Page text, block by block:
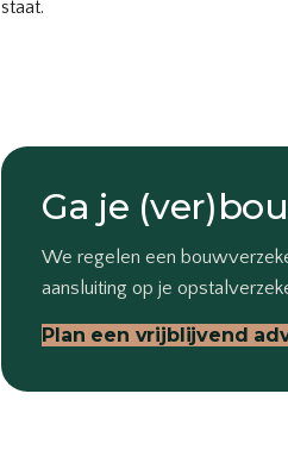
staat.
Ga je
We regelen een
aansluiting op je
Plan een vrijblijvend